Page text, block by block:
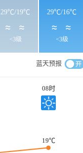
29℃/19℃
<3级
29℃/16℃
<3级
蓝天预报
08时
19℃